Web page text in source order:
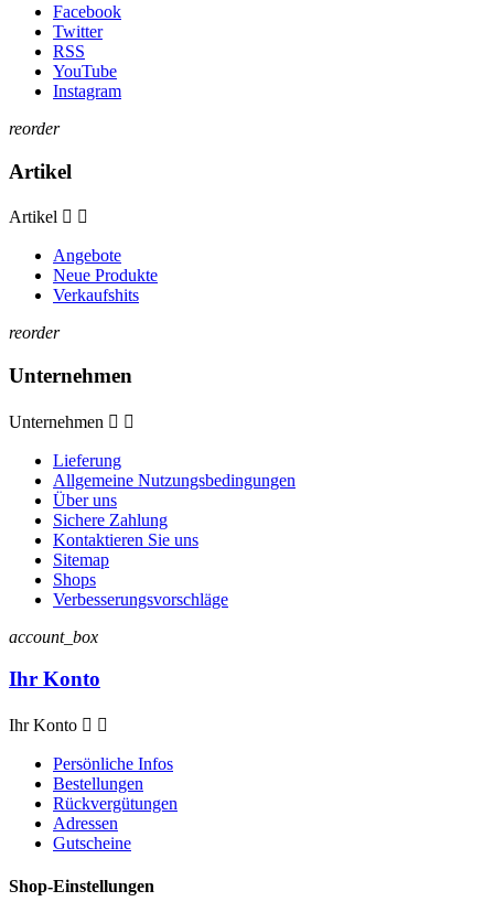
Facebook
Twitter
RSS
YouTube
Instagram
reorder
Artikel
Artikel  
Angebote
Neue Produkte
Verkaufshits
reorder
Unternehmen
Unternehmen  
Lieferung
Allgemeine Nutzungsbedingungen
Über uns
Sichere Zahlung
Kontaktieren Sie uns
Sitemap
Shops
Verbesserungsvorschläge
account_box
Ihr Konto
Ihr Konto  
Persönliche Infos
Bestellungen
Rückvergütungen
Adressen
Gutscheine
Shop-Einstellungen